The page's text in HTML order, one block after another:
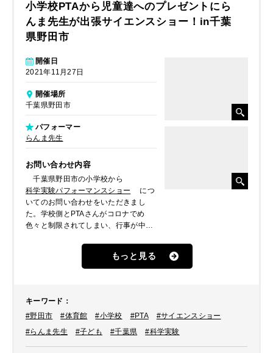
小学校PTAから児童達へのプレゼントにら
んま先生が出張サイエンスショー！in千葉
県野田市
開催日
2021年11月27日
開催場所
千葉県野田市
パフォーマー
らんま先生
お問い合わせ内容
千葉県野田市の小学校から
科学実験パフォーマンスショー
につ
いてのお問い合わせをいただきまし
た。学校側とPTAさんがコロナでめ
色々と制限されてしまい、行事が中
のプレゼントとしてのご依頼でした。
そこで、世界も認める科学実験パフォ
もっと見る
キーワード ：
#野田市
#体育館 #小学校 #PTA
#サイエンスショー
#らんま先生
#子ども #千葉県 #科学実験